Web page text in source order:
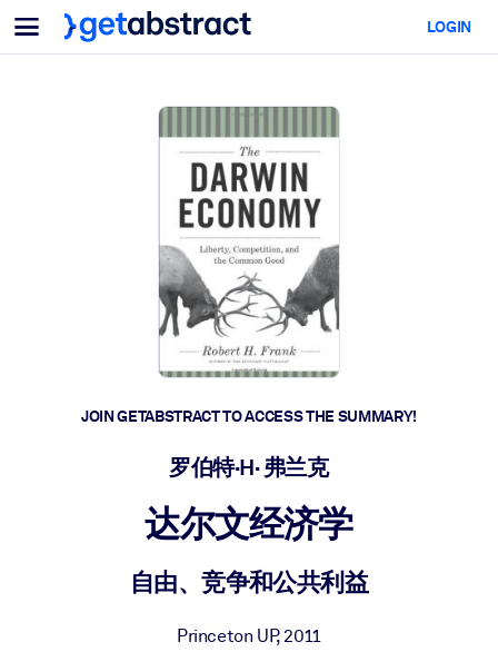
Menu
For Teams & Leaders
Equip your employees with critical AI skills.
Leadership Development
Prepare your leaders for the next era of work.
Collaborative Learning
Make it easy for teams to learn together, solve real problems, and
Upskilling & Reskilling
Build a healthier, more resilient workforce.
For LMS/LXP
For AI Systems
LOGIN
JOIN GETABSTRACT TO ACCESS THE SUMMARY!
罗伯特·H· 弗兰克
达尔文经济学
自由、竞争和公共利益
Princeton UP,2011